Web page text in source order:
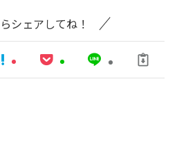
シェアしてね！